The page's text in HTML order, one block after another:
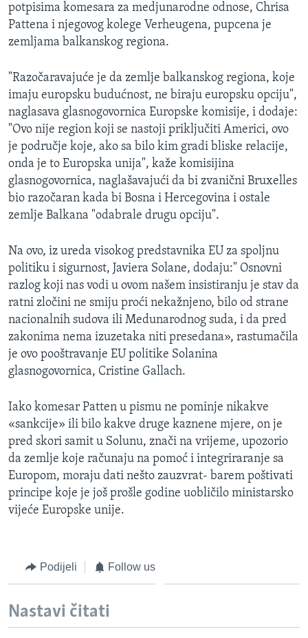
potpisima komesara za medjunarodne odnose, Chrisa
Pattena i njegovog kolege Verheugena, pupcena je
zemljama balkanskog regiona.
"Razočaravajuće je da zemlje balkanskog regiona, koje
imaju europsku budućnost, ne biraju europsku opciju",
naglasava glasnogovornica Europske komisije, i dodaje:
"Ovo nije region koji se nastoji priključiti Americi, ovo
je područje koje, ako sa bilo kim gradi bliske relacije,
onda je to Europska unija", kaže komisijina
glasnogovornica, naglašavajući da bi zvanični Bruxelles
bio razočaran kada bi Bosna i Hercegovina i ostale
zemlje Balkana "odabrale drugu opciju".
Na ovo, iz ureda visokog predstavnika EU za spoljnu
politiku i sigurnost, Javiera Solane, dodaju:" Osnovni
razlog koji nas vodi u ovom našem insistiranju je stav da
ratni zločini ne smiju proći nekažnjeno, bilo od strane
nacionalnih sudova ili Medunarodnog suda, i da pred
zakonima nema izuzetaka niti presedana», rastumačila
je ovo pooštravanje EU politike Solanina
glasnogovornica, Cristine Gallach.
Iako komesar Patten u pismu ne pominje nikakve
«sankcije» ili bilo kakve druge kaznene mjere, on je
pred skori samit u Solunu, znači na vrijeme, upozorio
da zemlje koje računaju na pomoć i integriraranje sa
Europom, moraju dati nešto zauzvrat- barem poštivati
principe koje je još prošle godine uobličilo ministarsko
vijeće Europske unije.
Podijeli Follow us
Nastavi čitati